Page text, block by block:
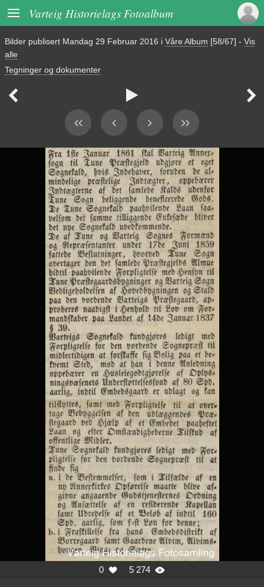
 Varteig Historielags Fotoalbum
Bilder publisert Mandag 29 Februar 2016 i Våre Album [58/67] - Vis
alle
Tegninger og dokumenter
  
0  5 274 